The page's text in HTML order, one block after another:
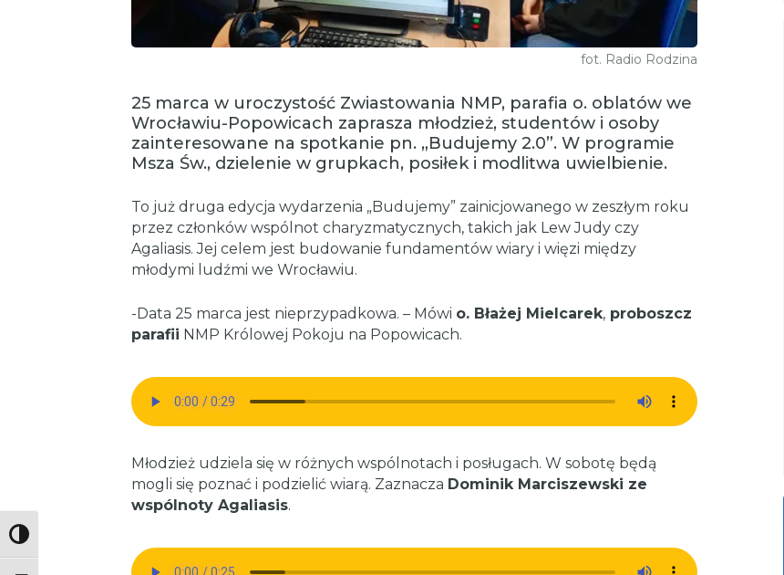
Toggle High Contrast
fot. Radio Rodzina
25 marca w uroczystość Zwiastowania NMP, parafia o. oblatów we
Wrocławiu-Popowicach zaprasza młodzież, studentów i osoby
zainteresowane na spotkanie pn. „Budujemy 2.0”. W programie
Msza Św., dzielenie w grupkach, posiłek i modlitwa uwielbienie.
To już druga edycja wydarzenia „Budujemy” zainicjowanego w zeszłym roku
przez członków wspólnot charyzmatycznych, takich jak Lew Judy czy
Agaliasis. Jej celem jest budowanie fundamentów wiary i więzi między
młodymi ludźmi we Wrocławiu.
-Data 25 marca jest nieprzypadkowa. – Mówi o. Błażej Mielcarek,proboszcz
parafii NMP Królowej Pokoju na Popowicach.
Młodzież udziela się w różnych wspólnotach i posługach. W sobotę będą
mogli się poznać i podzielić wiarą. Zaznacza Dominik Marciszewski ze
wspólnoty Agaliasis.